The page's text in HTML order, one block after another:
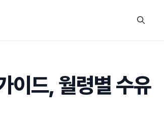
이드, 월령별 수유